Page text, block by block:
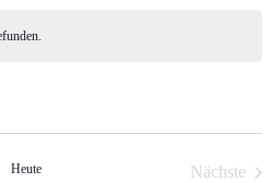
Heute
Nächste